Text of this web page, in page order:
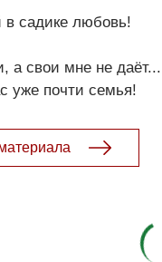
в садике любовь!
а свои мне не даёт...
уже почти семья!